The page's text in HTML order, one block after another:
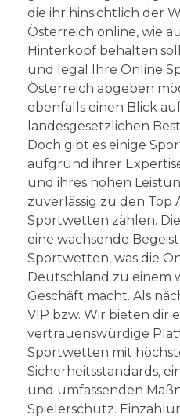
die ihr hinsichtlich der
Österreich online, wie
Hinterkopf behalten
und legal Ihre Online
Österreich abgeben
ebenfalls einen Blick
landesgesetzlichen
Doch gibt es einige
aufgrund ihrer
und ihres hohen
zuverlässig zu den Top
Sportwetten zählen.
eine wachsende
Sportwetten, was die
Deutschland zu einem
Geschäft macht. Als
VIP bzw. Wir bieten dir
vertrauenswürdige
Sportwetten mit
Sicherheitsstandards,
und umfassenden
Spielerschutz.